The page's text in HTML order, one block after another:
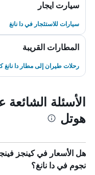
سيارت ايجار
سيارات للاستئجار في دا نانغ
المطارات القريبة
رحلات طيران إلى مطار دا نانغ
الأسئلة
هوتل
نجوم في دا نانغ؟